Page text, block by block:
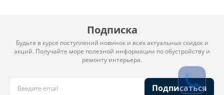
Подписка
Будьте в курсе поступлений новинок и всех актуальных скидок и
акций. Получайте море полезной информации по обустройству и
ремонту интерьера.
Подписаться